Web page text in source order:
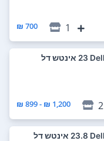
1
700 ₪
2
1,200 ₪ - 899 ₪